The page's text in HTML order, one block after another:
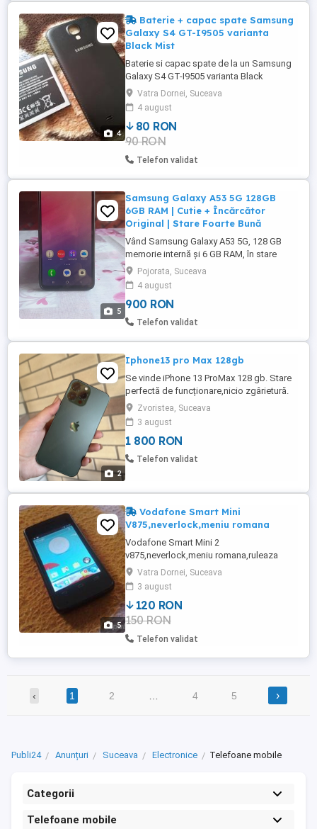
4
Baterie + capac spate Samsung
Galaxy S4 GT-I9505 varianta
Black Mist
Baterie si capac spate de la un Samsung
Galaxy S4 GT-I9505 varianta Black
Mist.Bateria nu a fost forjata,nu prezinta
umflaturi sau defecte si este in stare
excelenta,iar capacul spate este varianta
cu imitatie de piele si este
nou,nefolosit,se poate observa acest
lucru in pozele postate pe site.Pret ...
Vatra Dornei, Suceava
4 august
80 RON
90 RON
Telefon validat
5
Samsung Galaxy A53 5G 128GB
6GB RAM | Cutie + Încărcător
Original | Stare Foarte Bună
Vând Samsung Galaxy A53 5G, 128 GB
memorie internă și 6 GB RAM, în stare
foarte bună, perfect funcțional. Telefonul
a fost folosit cu grijă și funcționează
impecabil. Este potrivit pentru utilizarea de
zi cu zi, jocuri, social media, fotografii și
aplicații. Pachetul conține: Samsung
Pojorata, Suceava
4 august
900 RON
Telefon validat
2
Iphone13 pro Max 128gb
Se vinde iPhone 13 ProMax 128 gb. Stare
perfectă de funcționare,nicio zgârietură.
Stare baterie 84%. Ofer două huse noi
cadou.
Zvoristea, Suceava
3 august
1 800 RON
Telefon validat
5
Vodafone Smart Mini
V875,neverlock,meniu romana
Vodafone Smart Mini 2
v875,neverlock,meniu romana,ruleaza
android.Specificatii tehnice:camera
foto,wi-fi,bluetooth,gps,radiofm,si altele
pe care le puteti gasi pe site-urile de
specialitate.Am rugamintea sa dati
dovada de seriozitate,lucru pe care vi-l
ofer si eu.Pret vanzare produs:120 lei.
Vatra Dornei, Suceava
3 august
120 RON
150 RON
Telefon validat
‹ 1 2 4 5 ›
Publi24 Anunțuri Suceava Electronice Telefoane mobile
Categorii
Telefoane mobile